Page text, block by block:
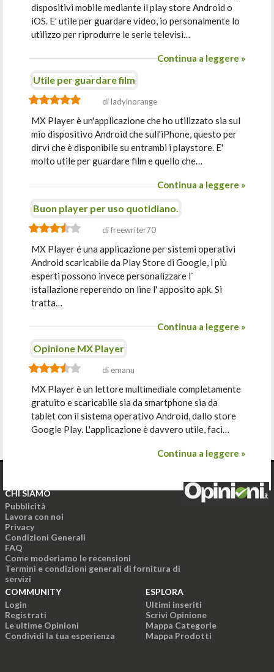
dispositivi mobile mediante il play store Android o
iOS. E' utile per guardare video, io personalmente lo
utilizzo per riprodurre le serie televisi…
Continua a leggere »
Utile per guardare film
di ladyinorange
MX Player è un'applicazione che ho utilizzato sia sul
mio dispositivo Android che sull'iPhone, questo per
dirvi che è disponibile su entrambi i playstore. E'
molto utile per guardare film e quello che…
Continua a leggere »
Buon player per uso quotidiano.
di freewriter70
MX Player é una applicazione per sistemi operativi
Android scaricabile da Play Store di Google, i più
esperti possono invece personalizzare l`
istallazione reperendo on line l' apposito apk. Si
tratta…
Continua a leggere »
Opinione MX Player
di emanu
MX Player è un lettore multimediale completamente
gratuito e scaricabile sia da smartphone sia da
tablet con il sistema operativo Android, dallo store
Google Play. L'applicazione è davvero utile, faci…
Continua a leggere »
CHI SIAMO
Pubblicità
Lavora con noi
Privacy
Condizioni Generali
FAQ
Come moderiamo le recensioni
Termini e condizioni generali di fornitura di
servizi
COMMUNITY
Login
Registrati
Le ultime Opinioni
Condividi la tua esperienza
ESPLORA
Ultimi inseriti
Scrivi Opinione
Mappa Categorie
Mappa Prodotti